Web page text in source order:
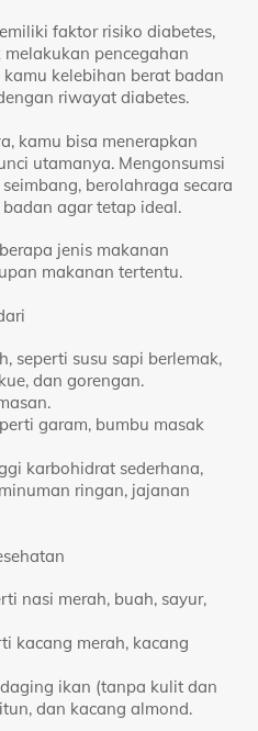
faktor risiko diabetes,
pencegahan
kelebihan berat badan
riwayat diabetes.
kamu bisa menerapkan
utamanya. Mengonsumsi
berolahraga secara
agar tetap ideal.
jenis makanan
makanan tertentu.
seperti susu sapi berlemak,
dan gorengan.
garam, bumbu masak
karbohidrat sederhana,
ringan, jajanan
nasi merah, buah, sayur,
kacang merah, kacang
ikan (tanpa kulit dan
dan kacang almond.